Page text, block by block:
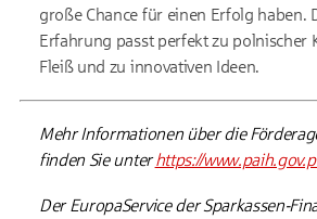
große Chance für einen Erfolg haben.
Erfahrung passt perfekt zu polnischer
Fleiß und zu innovativen Ideen.
Mehr Informationen über die
finden Sie unterhttps://
Der EuropaService der Sparkassen-